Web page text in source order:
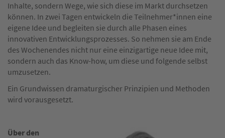
Inhalte, sondern Wege, wie sich diese im Markt durchsetzen
können. In zwei Tagen entwickeln die Teilnehmer*innen eine
eigene Idee und begleiten sie durch alle Phasen eines
innovativen Entwicklungsprozesses. So nehmen sie am Ende
des Wochenendes nicht nur eine einzigartige neue Idee mit,
sondern auch das Know-how, um diese und folgende selbst
umzusetzen.
Ein Grundwissen dramaturgischer Prinzipien und Methoden
wird vorausgesetzt.
Über den